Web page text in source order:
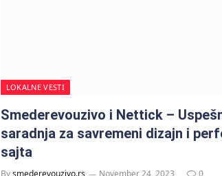
LOKALNE VESTI
Smederevouzivo i Nettick –
saradnja za savremeni dizajn i
sajta
Bysmederevouzivo.rs November 24, 2023 0